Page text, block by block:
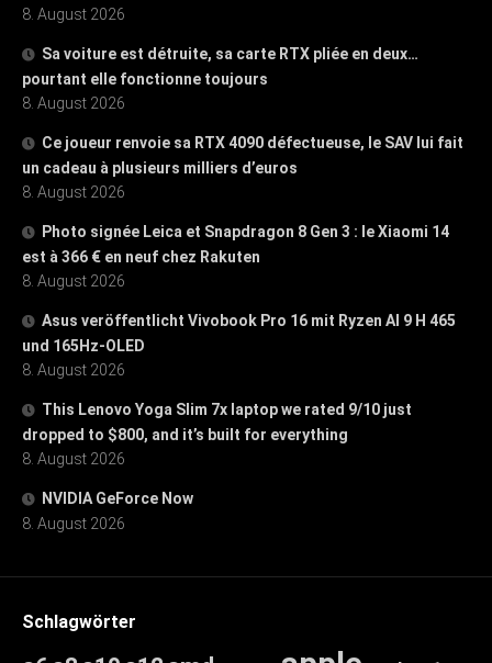
8. August 2026
Sa voiture est détruite, sa carte RTX pliée en deux…
pourtant elle fonctionne toujours
8. August 2026
Ce joueur renvoie sa RTX 4090 défectueuse, le SAV lui fait
un cadeau à plusieurs milliers d’euros
8. August 2026
Photo signée Leica et Snapdragon 8 Gen 3 : le Xiaomi 14
est à 366 € en neuf chez Rakuten
8. August 2026
Asus veröffentlicht Vivobook Pro 16 mit Ryzen AI 9 H 465
und 165Hz-OLED
8. August 2026
This Lenovo Yoga Slim 7x laptop we rated 9/10 just
dropped to $800, and it’s built for everything
8. August 2026
NVIDIA GeForce Now
8. August 2026
Schlagwörter